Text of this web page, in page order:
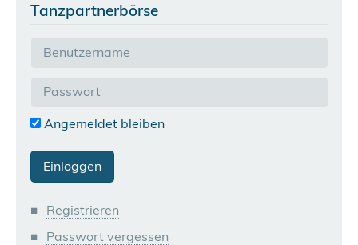
Tanzpartnerbörse
Angemeldet bleiben
Registrieren
Passwort vergessen